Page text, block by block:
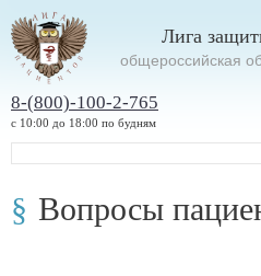
Лига
oбщероссийская
8-(800)-100-2-765
с 10:00 до 18:00 по будням
Вопросы